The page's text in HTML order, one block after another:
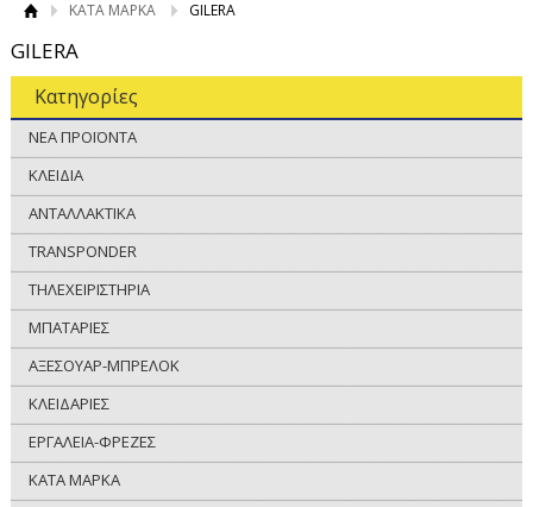
ΚΑΤΑ ΜΑΡΚΑ GILERA
GILERA
Κατηγορίες
ΝΕΑ ΠΡΟΪΟΝΤΑ
ΚΛΕΙΔΙΑ
ΑΝΤΑΛΛΑΚΤΙΚΑ
TRANSPONDER
ΤΗΛΕΧΕΙΡΙΣΤΗΡΙΑ
ΜΠΑΤΑΡΙΕΣ
ΑΞΕΣΟΥΑΡ-ΜΠΡΕΛΟΚ
ΚΛΕΙΔΑΡΙΕΣ
ΕΡΓΑΛΕΙΑ-ΦΡΕΖΕΣ
ΚΑΤΑ ΜΑΡΚΑ